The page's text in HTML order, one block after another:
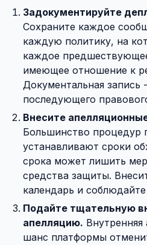
Задокументируйте
Сохраните каждое
каждую политику, на
каждое
имеющее отношение к
Документальная запись
последующего
Внесите
Большинство процедур
устанавливают сроки
срока может лишить
средства защиты.
календарь и соблюдайте
Подайте тщательную
апелляцию.
шанс платформы